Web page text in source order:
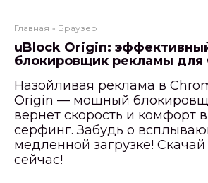
Главная » Браузер
uBlock Origin:
блокировщик рекламы для
Назойливая реклама в
Origin — мощный
вернет скорость и комфорт
серфинг. Забудь о
медленной загрузке!
сейчас!